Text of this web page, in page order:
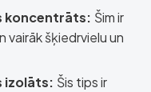
koncentrāts: Šim ir
vairāk šķiedrvielu un
izolāts: Šis tips ir